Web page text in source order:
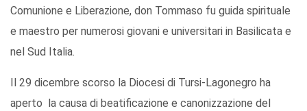
Comunione e Liberazione, don Tommaso fu guida spirituale
e maestro per numerosi giovani e universitari in Basilicata e
nel Sud Italia.
Il 29 dicembre scorso la Diocesi di Tursi-Lagonegro ha
aperto la causa di beatificazione e canonizzazione del